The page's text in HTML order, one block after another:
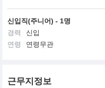
신입직(주니어) - 1명
경력
신입
연령
연령무관
근무지정보